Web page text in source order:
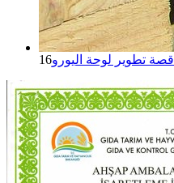
قصة تطوير لوحة اليورو